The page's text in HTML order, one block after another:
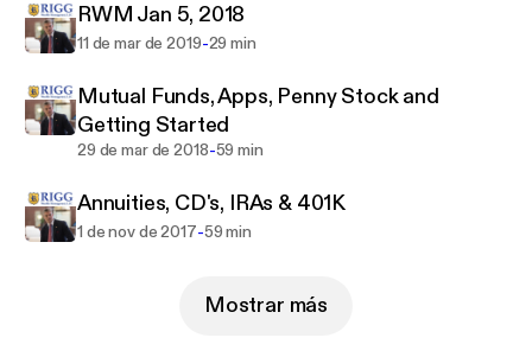
RWM Jan 5, 2018
11 de mar de 2019-29 min
Mutual Funds, Apps, Penny Stock and
Getting Started
29 de mar de 2018-59 min
Annuities, CD's, IRAs & 401K
1 de nov de 2017-59 min
Mostrar más